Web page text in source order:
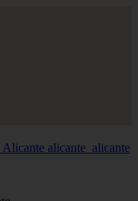
Alicante alicante_alicante